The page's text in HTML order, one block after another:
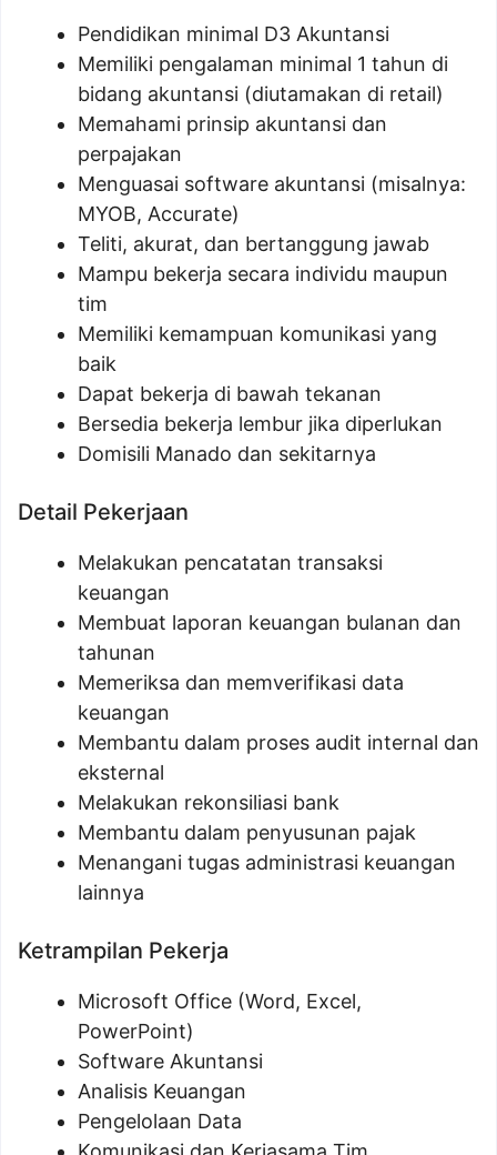
Pendidikan minimal D3 Akuntansi
Memiliki pengalaman minimal 1 tahun di
bidang akuntansi (diutamakan di retail)
Memahami prinsip akuntansi dan
perpajakan
Menguasai software akuntansi (misalnya:
MYOB, Accurate)
Teliti, akurat, dan bertanggung jawab
Mampu bekerja secara individu maupun
tim
Memiliki kemampuan komunikasi yang
baik
Dapat bekerja di bawah tekanan
Bersedia bekerja lembur jika diperlukan
Domisili Manado dan sekitarnya
Detail Pekerjaan
Melakukan pencatatan transaksi
keuangan
Membuat laporan keuangan bulanan dan
tahunan
Memeriksa dan memverifikasi data
keuangan
Membantu dalam proses audit internal dan
eksternal
Melakukan rekonsiliasi bank
Membantu dalam penyusunan pajak
Menangani tugas administrasi keuangan
lainnya
Ketrampilan Pekerja
Microsoft Office (Word, Excel,
PowerPoint)
Software Akuntansi
Analisis Keuangan
Pengelolaan Data